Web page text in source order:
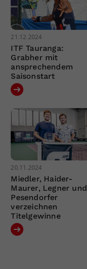
21.12.2024
ITF Tauranga:
Grabher mit
ansprechendem
Saisonstart
20.11.2024
Miedler, Haider-
Maurer, Legner und
Pesendorfer
verzeichnen
Titelgewinne